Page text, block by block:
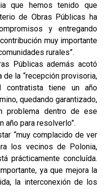
que hemos tenido que
de Obras Públicas ha
y entregando
muy importante
rurales”.
Públicas además acotó
la “recepción provisoria,
tiene un año
quedando garantizado,
problema dentro de ese
año para resolverlo”.
“muy complacido de ver
los vecinos de Polonia,
prácticamente concluída.
ya que mejora la
la interconexión de los